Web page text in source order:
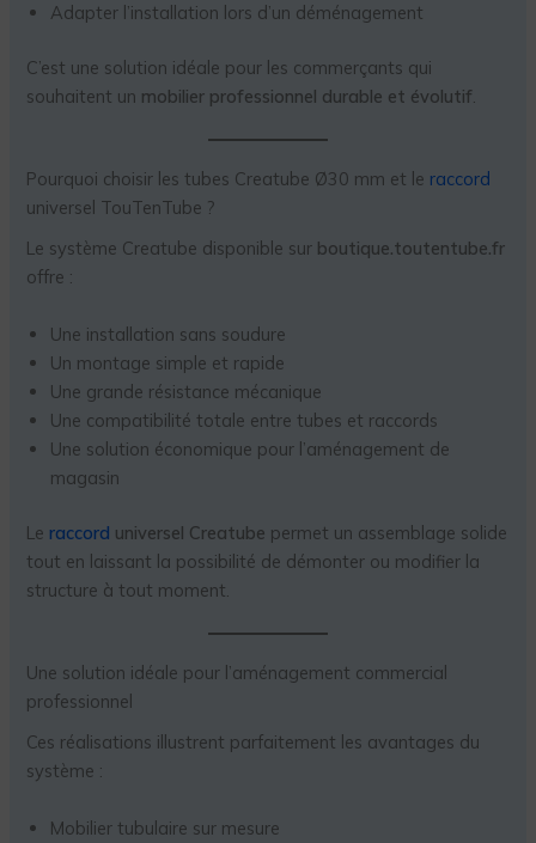
Adapter l’installation lors d’un déménagement
C’est une solution idéale pour les commerçants qui
souhaitent un mobilier professionnel durable et évolutif.
Pourquoi choisir les tubes Creatube Ø30 mm et le raccord
universel TouTenTube ?
Le système Creatube disponible sur boutique.toutentube.fr
offre :
Une installation sans soudure
Un montage simple et rapide
Une grande résistance mécanique
Une compatibilité totale entre tubes et raccords
Une solution économique pour l’aménagement de
magasin
Leraccord universel Creatube permet un assemblage solide
tout en laissant la possibilité de démonter ou modifier la
structure à tout moment.
Une solution idéale pour l’aménagement commercial
professionnel
Ces réalisations illustrent parfaitement les avantages du
système :
Mobilier tubulaire sur mesure